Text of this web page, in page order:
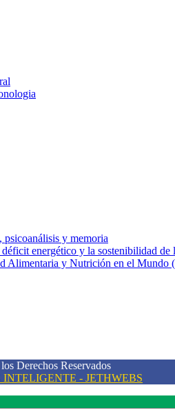
y memoria
energético y la sostenibilidad de
Alimentaria y Nutrición en el Mundo
Derechos Reservados
- JETHWEBS